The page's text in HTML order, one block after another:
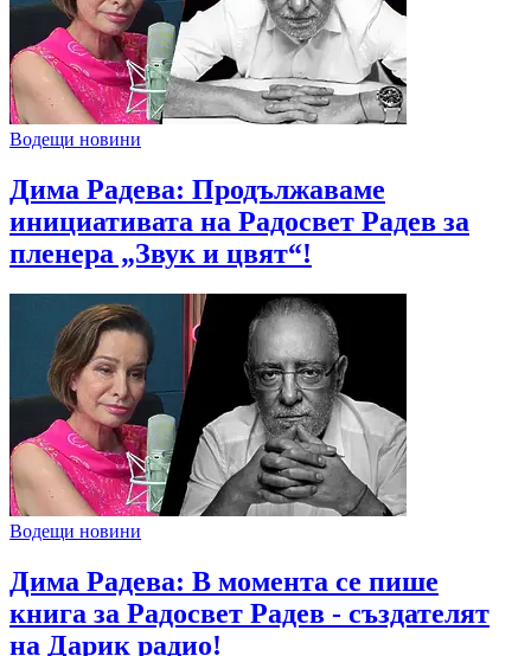
Водещи новини
Дима Радева: Продължаваме
инициативата на Радосвет Радев за
пленера „Звук и цвят“!
Водещи новини
Дима Радева: В момента се пише
книга за Радосвет Радев - създателят
на Дарик радио!